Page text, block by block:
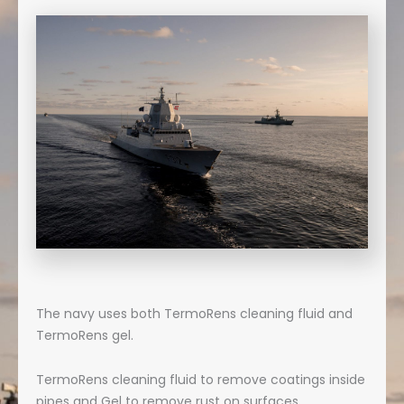
The navy uses both TermoRens cleaning fluid and
TermoRens gel.
TermoRens cleaning fluid to remove coatings inside